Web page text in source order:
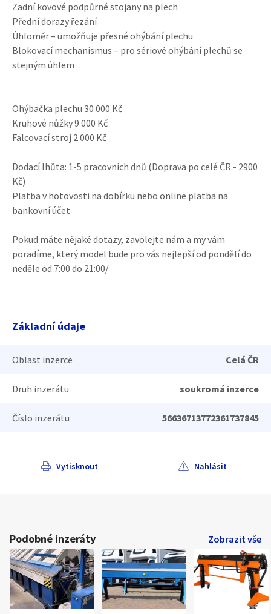
Zadní kovové podpůrné stojany na plech
Přední dorazy řezání
Úhloměr – umožňuje přesné ohýbání plechu
Blokovací mechanismus – pro sériové ohýbání plechů se
stejným úhlem
Ohýbačka plechu 30 000 Kč
Kruhové nůžky 9 000 Kč
Falcovací stroj 2 000 Kč
Dodací lhůta: 1-5 pracovních dnů (Doprava po celé ČR - 2900
Kč)
Platba v hotovosti na dobírku nebo online platba na
bankovní účet
Pokud máte nějaké dotazy, zavolejte nám a my vám
poradíme, který model bude pro vás nejlepší od pondělí do
neděle od 7:00 do 21:00/
Základní údaje
Oblast inzerce Celá ČR
Druh inzerátu soukromá inzerce
Číslo inzerátu 56636713772361737845
Vytisknout Nahlásit
Podobné inzeráty Zobrazit vše